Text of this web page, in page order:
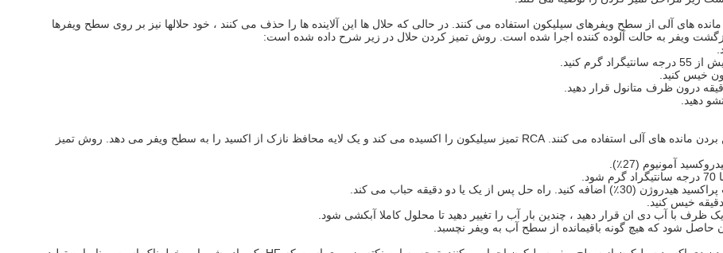
های آلی از سطح ویفرهای سیلیکون استفاده می کنند.
در حالی که حلال ها این آلاینده ها را حذف می کنند ، خود حلالها نیز بر روی سطح ویفرها
ویفر به حالت آلوده کننده اجرا شده است.
روش تمیز کردن حلال در زیر شرح داده شده است:
کنید.
دهید.
RCA تمیز سیلیکون را اکسیده می کند و یک لایه محافظ نازک از اکسید را به سطح ویفر می دهد.
روش تمیز
راه حل پس از یک یا دو دقیقه حباب می کند.
حاصل شود که هیچ گونه باقیمانده از سطح آب به ویفر نچسبد.